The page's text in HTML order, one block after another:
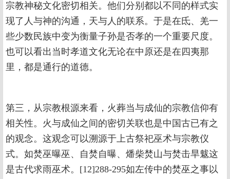
宗教神秘文化密切相关。他们分别都以不同的样式实
现了人与神的沟通，天与人的联系。于是在氐、羌一
些少数民族中变为衡量子孙是否孝的一个重要尺度。
也可以看出当时孝道文化无论在中原还是在四夷那
里，都是通行的道德。
第三，从宗教根源来看，火葬当与成仙的宗教信仰有
相关性。火与成仙之间的密切关联也是中国古已有之
的观念。这观念可以溯源于上古祭祀巫术与宗教仪
式。如焚巫曝巫、自焚自曝、燔柴焚山与焚击旱魃这
是古代求雨巫术。[12]288-295如左传中的焚巫之事以